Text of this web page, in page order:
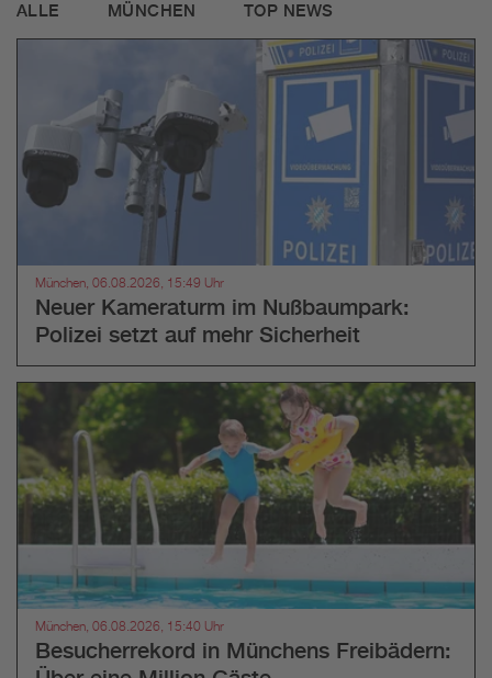
ALLE MÜNCHEN TOP NEWS
München, 06.08.2026, 15:49 Uhr
Neuer Kameraturm im Nußbaumpark:
Polizei setzt auf mehr Sicherheit
München, 06.08.2026, 15:40 Uhr
Besucherrekord in Münchens Freibädern: